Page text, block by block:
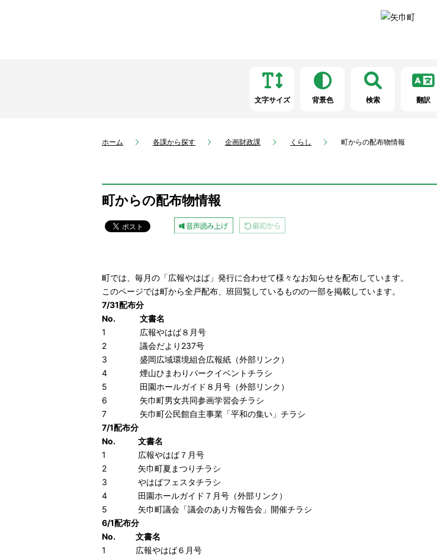
文字サイズ 背景色 検索 翻訳
ホーム 各課から探す 企画財政課 くらし 町からの配布物情報
町からの配布物情報
町では、毎月の「広報やはば」発行に合わせて様々なお知らせを配布しています。
このページでは町から全戸配布、班回覧しているものの一部を掲載しています。
7/31配布分
No.
文書名
1
広報やはば８月号
2
議会だより237号
3
盛岡広域環境組合広報紙 （外部リンク）
4
煙山ひまわりパークイベントチラシ
5
田園ホールガイド８月号 （外部リンク）
6
矢巾町男女共同参画学習会チラシ
7
矢巾町公民館自主事業「平和の集い」チラシ
7/1配布分
No.
文書名
1
広報やはば７月号
2
矢巾町夏まつりチラシ
3
やはばフェスタチラシ
4
田園ホールガイド７月号 （外部リンク）
5
矢巾町議会「議会のあり方報告会」開催チラシ
6/1配布分
No.
文書名
1
広報やはば６月号